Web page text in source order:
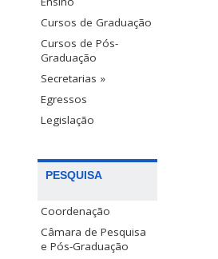
Cursos de Graduação
Cursos de Pós-
Graduação
Secretarias »
Egressos
Legislação
PESQUISA
Coordenação
Câmara de Pesquisa
e Pós-Graduação